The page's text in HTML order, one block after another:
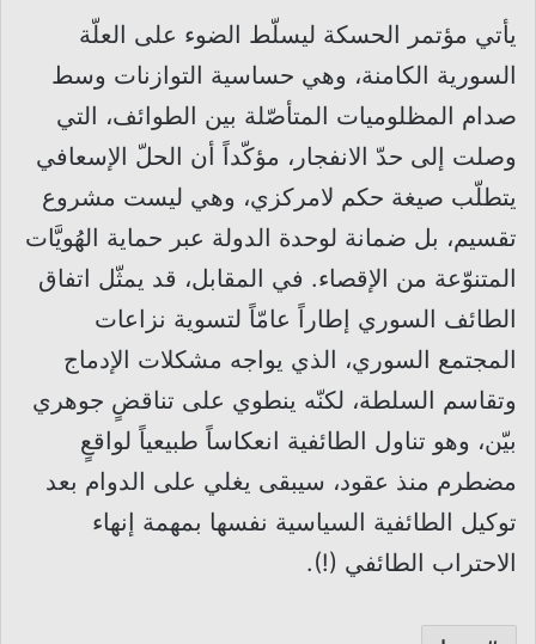
يأتي مؤتمر الحسكة ليسلّط الضوء على العلّة
السورية الكامنة، وهي حساسية التوازنات وسط
صدام المظلوميات المتأصّلة بين الطوائف، التي
وصلت إلى حدّ الانفجار، مؤكّداً أن الحلّ الإسعافي
يتطلّب صيغة حكم لامركزي، وهي ليست مشروع
تقسيم، بل ضمانة لوحدة الدولة عبر حماية الهُويَّات
المتنوّعة من الإقصاء. في المقابل، قد يمثّل اتفاق
الطائف السوري إطاراً عامّاً لتسوية نزاعات
المجتمع السوري، الذي يواجه مشكلات الإدماج
وتقاسم السلطة، لكنّه ينطوي على تناقضٍ جوهري
بيّن، وهو تناول الطائفية انعكاساً طبيعياً لواقعٍ
مضطرم منذ عقود، سيبقى يغلي على الدوام بعد
توكيل الطائفية السياسية نفسها بمهمة إنهاء
الاحتراب الطائفي (!).